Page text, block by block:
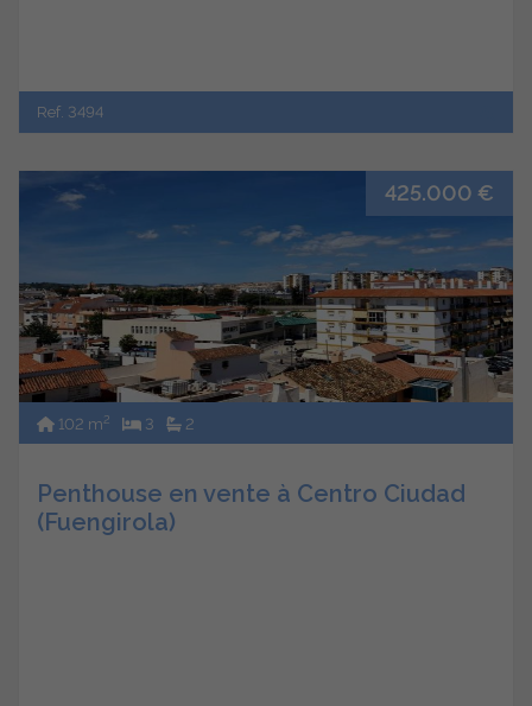
Ref. 3494
425.000 €
102 m2 3 2
Penthouse en vente à Centro Ciudad
(Fuengirola)